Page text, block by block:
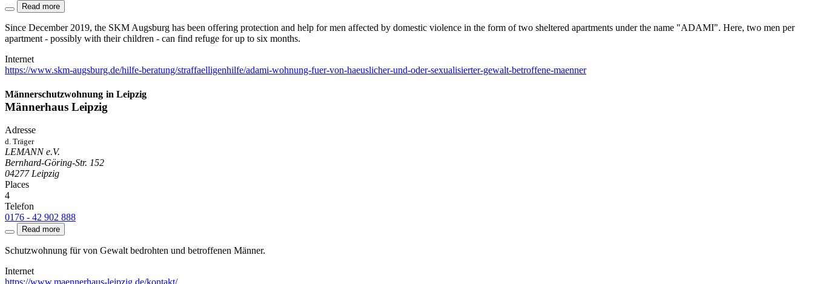
Read more
Since December 2019, the SKM Augsburg has been offering protection and help for men affected by domestic violence in the form of two sheltered apartments under the name "ADAMI". Here, two men per
apartment - possibly with their children - can find refuge for up to six months.
Internet
https://www.skm-augsburg.de/hilfe-beratung/straffaelligenhilfe/adami-wohnung-fuer-von-haeuslicher-und-oder-sexualisierter-gewalt-betroffene-maenner
Männerschutzwohnung in Leipzig
Männerhaus Leipzig
Adresse
d. Träger
LEMANN e.V.
Bernhard-Göring-Str. 152
04277 Leipzig
Places
4
Telefon
0176 - 42 902 888
Read more
Schutzwohnung für von Gewalt bedrohten und betroffenen Männer.
Internet